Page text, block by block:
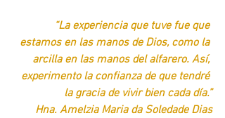
“La experiencia que tuve fue que
estamos en las manos de Dios, como la
arcilla en las manos del alfarero. Así,
experimento la confianza de que tendré
la gracia de vivir bien cada día.”
Hna. Amelzia Maria da Soledade Dias